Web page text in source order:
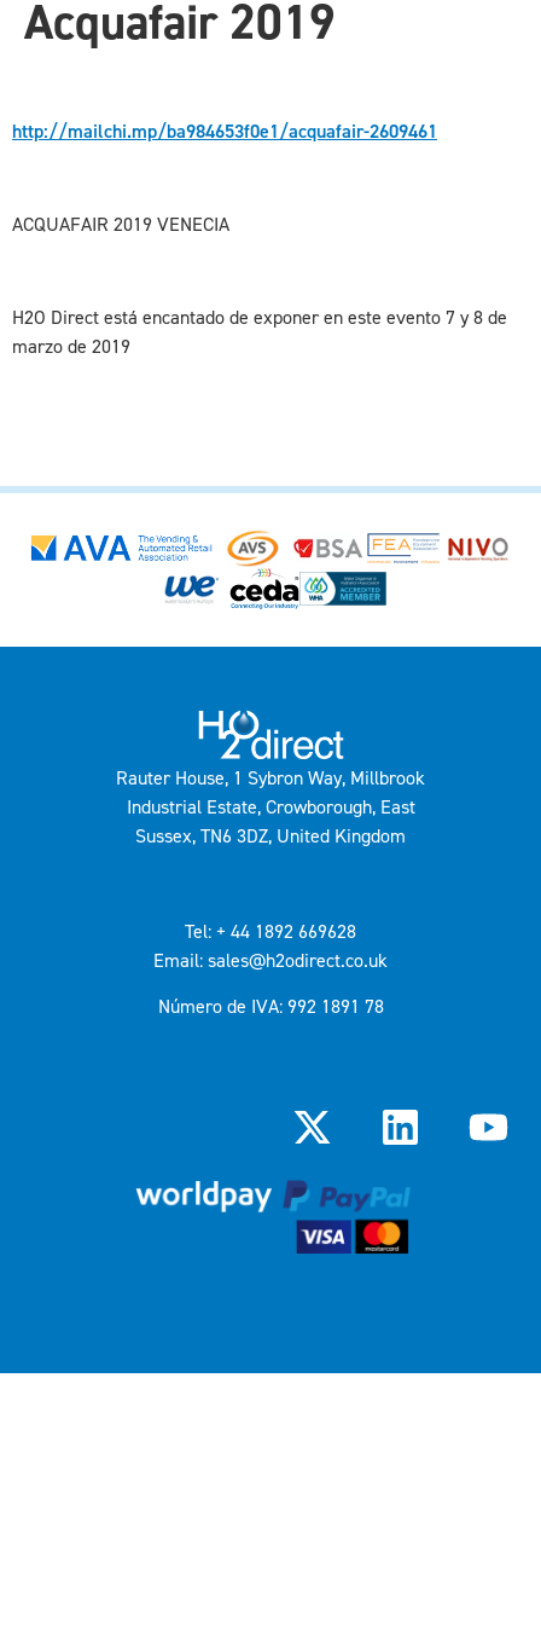
Acquafair 2019
http://mailchi.mp/ba984653f0e1/acquafair-2609461
ACQUAFAIR 2019 VENECIA
H2O Direct está encantado de exponer en este evento 7 y 8 de
marzo de 2019
Rauter House, 1 Sybron Way, Millbrook
Industrial Estate, Crowborough, East
Sussex, TN6 3DZ, United Kingdom
Tel: + 44 1892 669628
Email: sales@h2odirect.co.uk
Número de IVA: 992 1891 78